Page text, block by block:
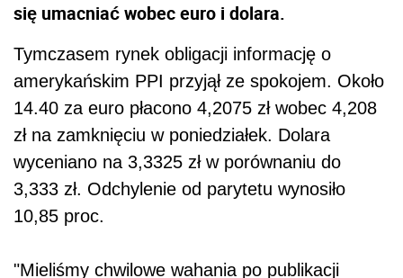
się umacniać wobec euro i dolara.
Tymczasem rynek obligacji informację o
amerykańskim PPI przyjął ze spokojem. Około
14.40 za euro płacono 4,2075 zł wobec 4,208
zł na zamknięciu w poniedziałek. Dolara
wyceniano na 3,3325 zł w porównaniu do
3,333 zł. Odchylenie od parytetu wynosiło
10,85 proc.
"Mieliśmy chwilowe wahania po publikacji